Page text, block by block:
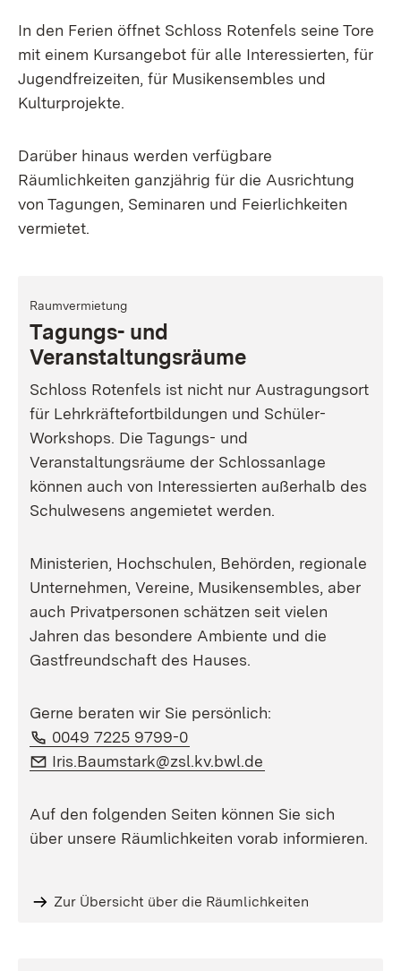
In den Ferien öffnet Schloss Rotenfels seine Tore
mit einem Kursangebot für alle Interessierten, für
Jugendfreizeiten, für Musikensembles und
Kulturprojekte.
Darüber hinaus werden verfügbare
Räumlichkeiten ganzjährig für die Ausrichtung
von Tagungen, Seminaren und Feierlichkeiten
vermietet.
Raumvermietung
Tagungs- und
Veranstaltungsräume
Schloss Rotenfels ist nicht nur Austragungsort
für Lehrkräftefortbildungen und Schüler-
Workshops. Die Tagungs- und
Veranstaltungsräume der Schlossanlage
können auch von Interessierten außerhalb des
Schulwesens angemietet werden.
Ministerien, Hochschulen, Behörden, regionale
Unternehmen, Vereine, Musikensembles, aber
auch Privatpersonen schätzen seit vielen
Jahren das besondere Ambiente und die
Gastfreundschaft des Hauses.
Gerne beraten wir Sie persönlich:
Phone:
0049 7225 9799-0
E-Mail:
Iris.Baumstark@zsl.kv.bwl.de
Auf den folgenden Seiten können Sie sich
über unsere Räumlichkeiten vorab informieren.
Zur Übersicht über die Räumlichkeiten